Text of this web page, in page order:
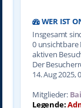
WER IST
Insgesamt
0 unsichtbare
aktiven
Der
14. Aug 2025,
Mitglieder:
Legende: